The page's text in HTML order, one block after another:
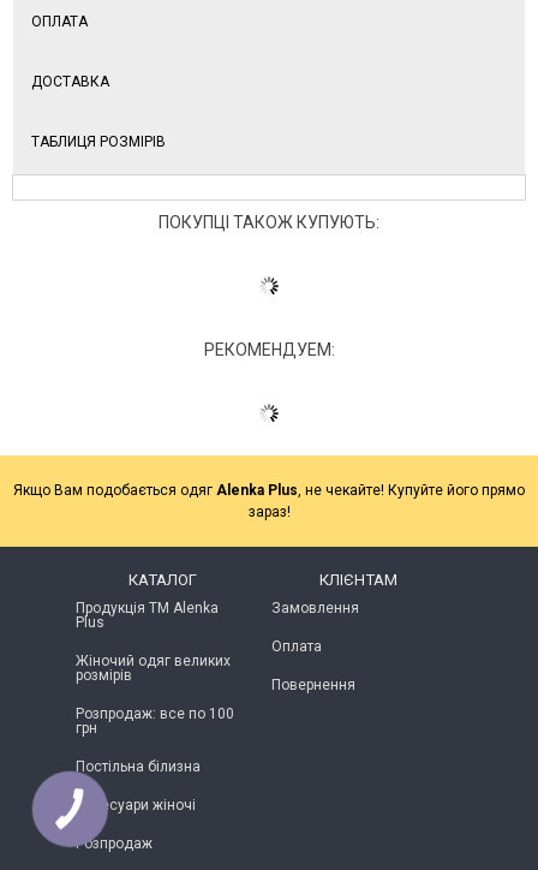
ОПЛАТА
ДОСТАВКА
ТАБЛИЦЯ РОЗМІРІВ
ПОКУПЦІ ТАКОЖ КУПУЮТЬ:
РЕКОМЕНДУЕМ:
Якщо Вам подобається одяг Alenka Plus, не чекайте! Купуйте його прямо
зараз!
КАТАЛОГ
Продукція ТМ Alenka
Plus
Жіночий одяг великих
розмірів
Розпродаж: все по 100
грн
Постільна білизна
Аксесуари жіночі
Розпродаж
КЛІЄНТАМ
Замовлення
Оплата
Повернення